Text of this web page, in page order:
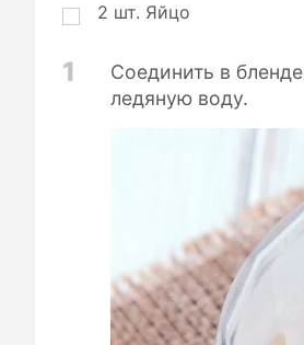
2 шт. Яйцо
1
Соединить в
ледяную воду.